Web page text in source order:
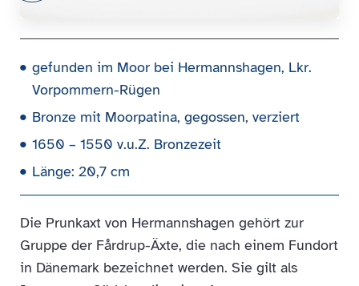
gefunden im Moor bei Hermannshagen, Lkr.
Vorpommern-Rügen
Bronze mit Moorpatina, gegossen, verziert
1650 – 1550 v.u.Z. Bronzezeit
Länge: 20,7 cm
Die Prunkaxt von Hermannshagen gehört zur
Gruppe der Fårdrup-Äxte, die nach einem Fundort
in Dänemark bezeichnet werden. Sie gilt als